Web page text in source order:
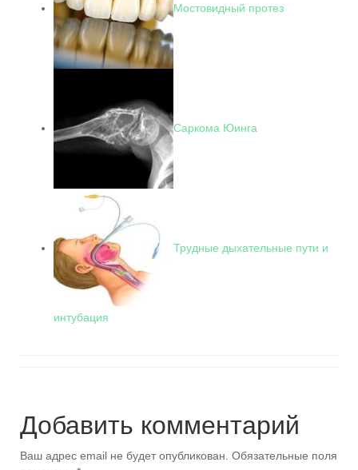
Мостовидный протез
Саркома Юинга
Трудные дыхательные пути и
интубация
Добавить комментарий
Ваш адрес email не будет опубликован. Обязательные поля